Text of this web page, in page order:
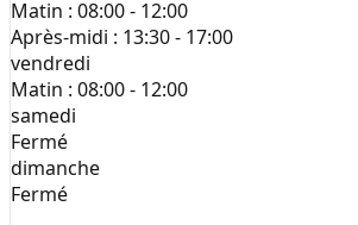
Matin : 08:00 - 12:00
Après-midi : 13:30 - 17:00
vendredi
Matin : 08:00 - 12:00
samedi
Fermé
dimanche
Fermé